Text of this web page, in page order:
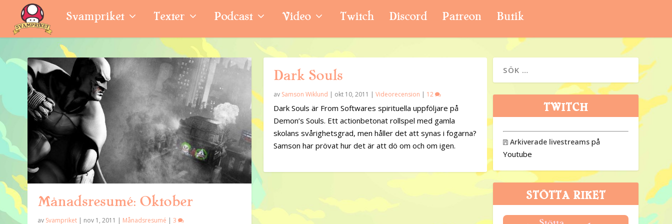
Svampriket Texter Podcast Video Twitch Discord Patreon Butik
Månadsresumé: Oktober
av Svampriket | nov 1, 2011 | Månadsresumé |3
Dark Souls
av Samson Wiklund | okt 10, 2011 | Videorecension | 12
Dark Souls är From Softwares spirituella uppföljare på
Demon’s Souls. Ett actionbetonat rollspel med gamla
skolans svårighetsgrad, men håller det att synas i fogarna?
Samson har prövat hur det är att dö om och om igen.
TWITCH
 Arkiverade livestreams på
Youtube
STÖTTA RIKET